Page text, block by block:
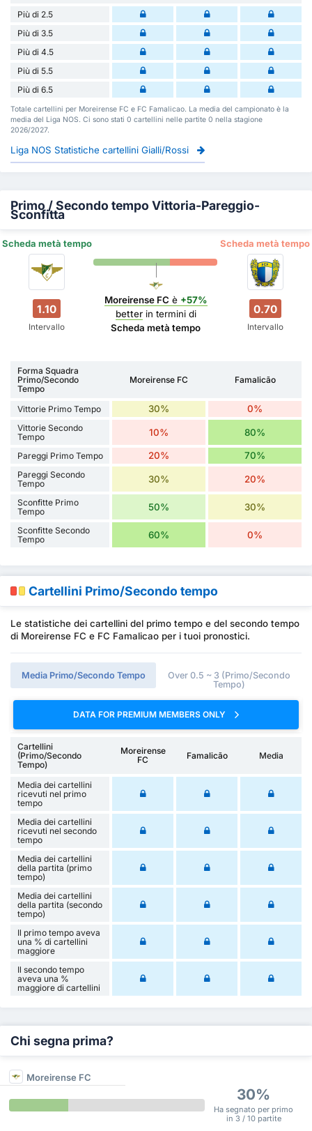
Più di 2.5
Più di 3.5
Più di 4.5
Più di 5.5
Più di 6.5
Totale cartellini per Moreirense FC e FC Famalicao. La media del campionato è la
media del Liga NOS. Ci sono stati 0 cartellini nelle partite 0 nella stagione
2026/2027.
Liga NOS Statistiche cartellini Gialli/Rossi
Primo / Secondo tempo Vittoria-Pareggio-
Sconfitta
Scheda metà tempo Scheda metà tempo
1.10
Intervallo
Moreirense FC è +57%
betterin termini di
Scheda metà tempo
0.70
Intervallo
Forma Squadra
Primo/Secondo
Tempo
Moreirense FC Famalicão
Vittorie Primo Tempo 30% 0%
Vittorie Secondo
Tempo
10% 80%
Pareggi Primo Tempo 20% 70%
Pareggi Secondo
Tempo
30% 20%
Sconfitte Primo
Tempo
50% 30%
Sconfitte Secondo
Tempo
60% 0%
Cartellini Primo/Secondo tempo
Le statistiche dei cartellini del primo tempo e del secondo tempo
di Moreirense FC e FC Famalicao per i tuoi pronostici.
Media Primo/Secondo Tempo
Over 0.5 ~ 3 (Primo/Secondo
Tempo)
DATA FOR PREMIUM MEMBERS ONLY
Cartellini
(Primo/Secondo
Tempo)
Moreirense
FC
Famalicão Media
Media dei cartellini
ricevuti nel primo
tempo
Media dei cartellini
ricevuti nel secondo
tempo
Media dei cartellini
della partita (primo
tempo)
Media dei cartellini
della partita (secondo
tempo)
Il primo tempo aveva
una % di cartellini
maggiore
Il secondo tempo
aveva una %
maggiore di cartellini
Chi segna prima?
Moreirense FC
30%
Ha segnato per primo
in 3 / 10 partite